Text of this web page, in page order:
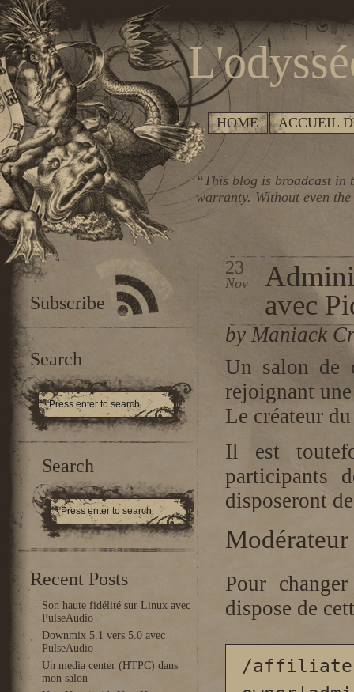
HOME ACCUEIL
“This blog is broadcast in
warranty. Without even
Subscribe
Search
Search
Recent Posts
Son haute fidélité sur Linux avec
PulseAudio
Downmix 5.1 vers 5.0 avec
PulseAudio
Un media center (HTPC) dans
mon salon
23
Nov
avec
by Maniack
Un salon de
rejoignant
Le créateur
Il est
participants
disposeront
Pour
dispose de
/affiliate